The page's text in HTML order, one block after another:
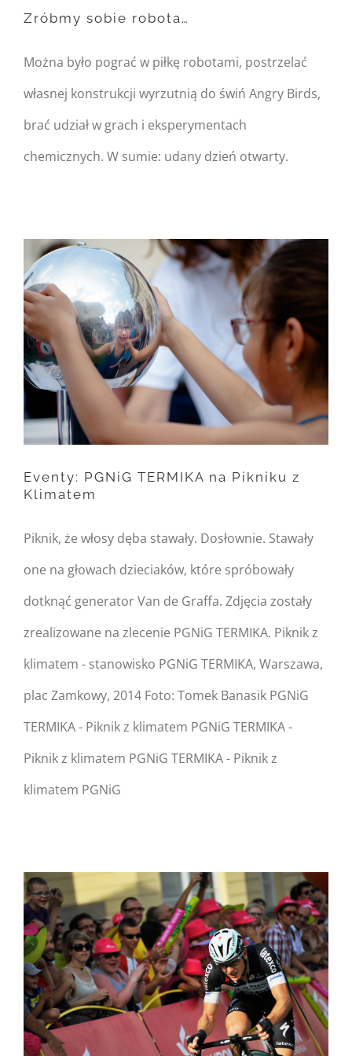
content/themes/Avada/
Zróbmy sobie robota…
Można było pograć w piłkę robotami, postrzelać
własnej konstrukcji wyrzutnią do świń Angry Birds,
brać udział w grach i eksperymentach
chemicznych. W sumie: udany dzień otwarty.
Warning : Undefined
in
/home/nipo/domains/
content/themes/Avada/
on line162
Warning: Trying to access
array offset on null in
/home/nipo/domains/
content/themes/Avada/
Pikniku z Klimatem
Eventy: PGNiG TERMIKA na Pikniku z
Klimatem
Piknik, że włosy dęba stawały. Dosłownie. Stawały
one na głowach dzieciaków, które spróbowały
dotknąć generator Van de Graffa. Zdjęcia zostały
zrealizowane na zlecenie PGNiG TERMIKA. Piknik z
klimatem - stanowisko PGNiG TERMIKA, Warszawa,
plac Zamkowy, 2014 Foto: Tomek Banasik PGNiG
TERMIKA - Piknik z klimatem PGNiG TERMIKA -
Piknik z klimatem PGNiG TERMIKA - Piknik z
klimatem PGNiGWarning
in
/home/nipo/domains/
content/themes/Avada/
on line162
Warning : Trying to access
array offset on null in